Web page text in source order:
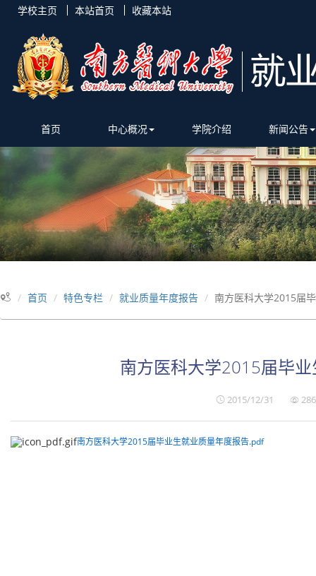
学校主页 本站首页 收藏本站
首页 中心概况 学院介绍 新闻公告
首页 特色专栏 就业质量年度报告 南方医科大学2015届
南方医科大学2015届毕
2015/12/31
南方医科大学2015届毕业生就业质量年度报告.pdf